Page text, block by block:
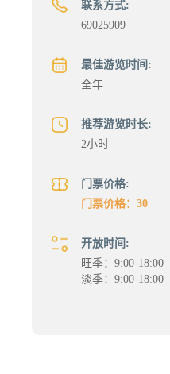
联系方式:
69025909
最佳游览时间:
全年
推荐游览时长:
2小时
门票价格:
门票价格：30
开放时间:
旺季：9:00-18:00
淡季：9:00-18:00